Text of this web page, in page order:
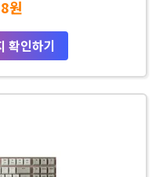
원
확인하기